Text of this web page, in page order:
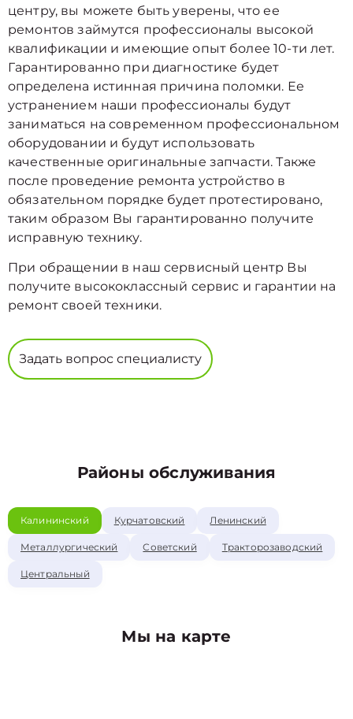
центру, вы можете быть уверены, что ее
ремонтов займутся профессионалы высокой
квалификации и имеющие опыт более 10-ти лет.
Гарантированно при диагностике будет
определена истинная причина поломки. Ее
устранением наши профессионалы будут
заниматься на современном профессиональном
оборудовании и будут использовать
качественные оригинальные запчасти. Также
после проведение ремонта устройство в
обязательном порядке будет протестировано,
таким образом Вы гарантированно получите
исправную технику.
При обращении в наш сервисный центр Вы
получите высококлассный сервис и гарантии на
ремонт своей техники.
Задать вопрос специалисту
Районы обслуживания
Калининский Курчатовский Ленинский
Металлургический Советский Тракторозаводский
Центральный
Мы на карте